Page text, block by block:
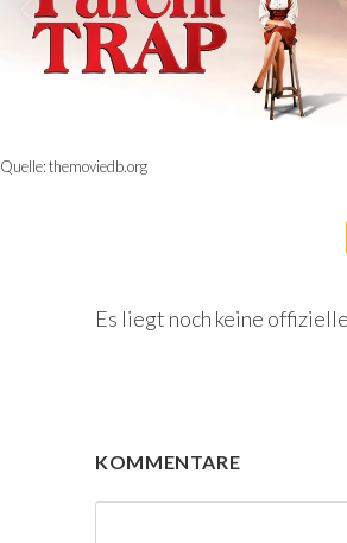
Quelle:themoviedb.org
Es liegt noch keine
KOMMENTARE